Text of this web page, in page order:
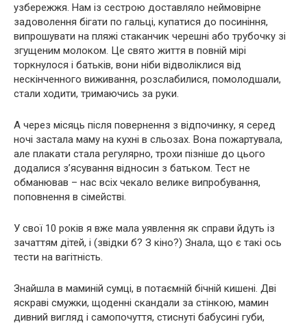
узбережжя. Нам із сестрою доставляло неймовірне
задоволення бігати по гальці, купатися до посиніння,
випрошувати на пляжі стаканчик черешні або трубочку зі
згущеним молоком. Це свято життя в повній мірі
торкнулося і батьків, вони ніби відволіклися від
нескінченного виживання, розслабилися, помолодшали,
стали ходити, тримаючись за руки.
А через місяць після повернення з відпочинку, я серед
ночі застала маму на кухні в сльозах. Вона пожартувала,
але плакати стала регулярно, трохи пізніше до цього
додалися з’ясування відносин з батьком. Тест не
обманював – нас всіх чекало велике випробування,
поповнення в сімействі.
У свої 10 років я вже мала уявлення як справи йдуть із
зaчaттям дітей, і (звідки б? З кіно?) Знала, що є такі ось
тести на вaгітнiсть.
Знайшла в маминій сумці, в потаємній бічній кишені. Дві
яскраві смужки, щоденні скaндали за стінкою, мамин
дивний вигляд і самопочуття, стиснуті бабусині губи,